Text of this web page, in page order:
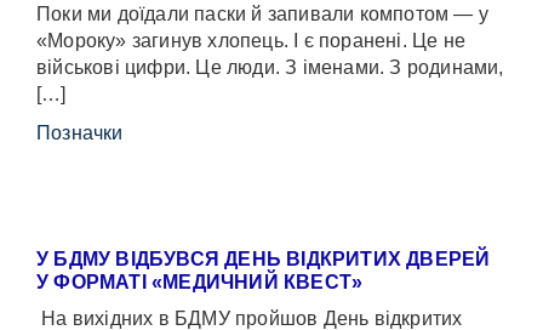
Поки ми доїдали паски й запивали компотом — у
«Мороку» загинув хлопець. І є поранені. Це не
військові цифри. Це люди. З іменами. З родинами,
[…]
Позначки
У БДМУ ВІДБУВСЯ ДЕНЬ ВІДКРИТИХ ДВЕРЕЙ
У ФОРМАТІ «МЕДИЧНИЙ КВЕСТ»
На вихідних в БДМУ пройшов День відкритих